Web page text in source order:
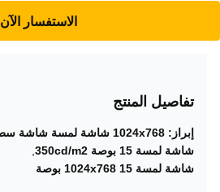
الاستفسار الآن
تفاصيل المنتج
إبراز: 1024x768 شاشة لمسة شاشة سطح المكتب
شاشة لمسة 15 بوصة 350cd/m2
شاشة لمسة 1024x768 15 بوصة